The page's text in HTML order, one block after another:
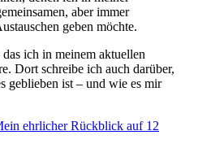
aber immer
geben möchte.
ich in meinem aktuellen
Dort schreibe ich auch darüber,
geblieben ist – und wie es mir
ehrlicher Rückblick auf 12